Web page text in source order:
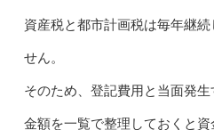
資産税と都市計画税は毎年継
せん。
そのため、登記費用と当面発
金額を一覧で整理しておくと